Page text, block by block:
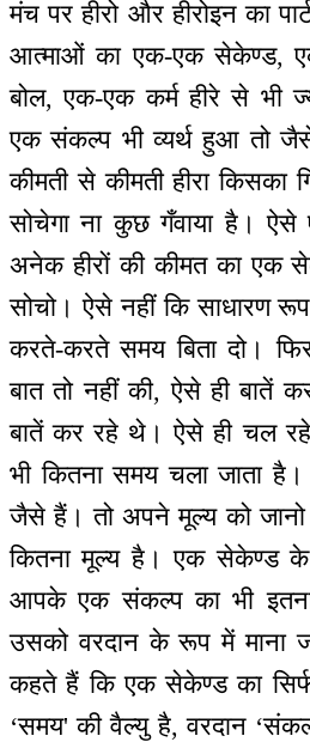
मंच पर हीरो और हीरोइन का
आत्माओं का एक-एक सेकेण्ड,
बोल, एक-एक कर्म हीरे से भी
एक संकल्प भी व्यर्थ हुआ तो
कीमती से कीमती हीरा किसका
सोचेगा ना कुछ गँवाया है। ऐसे
अनेक हीरों की कीमत का एक
सोचो। ऐसे नहीं कि साधारण
करते-करते समय बिता दो।
बात तो नहीं की, ऐसे ही बातें
बातें कर रहे थे। ऐसे ही चल
भी कितना समय चला जाता
जैसे हैं। तो अपने मूल्य को
कितना मूल्य है। एक सेकेण्ड के
आपके एक संकल्प का भी
उसको वरदान के रूप में माना
कहते हैं कि एक सेकेण्ड का सिर्फ
‘समय' की वैल्यु है, वरदान